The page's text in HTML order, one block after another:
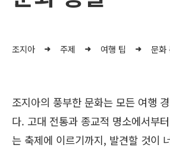
조지아 주제 여행 팁 문화
조지아의 풍부한 문화는 모든 여행
다. 고대 전통과 종교적 명소에서부
는 축제에 이르기까지, 발견할 것이